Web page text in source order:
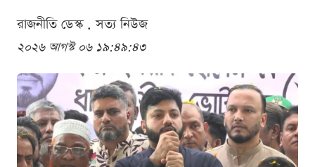
রাজনীতি ডেস্ক . সত্য নিউজ
২০২৬ আগস্ট ০৬ ১৯:৪৯:৪৩